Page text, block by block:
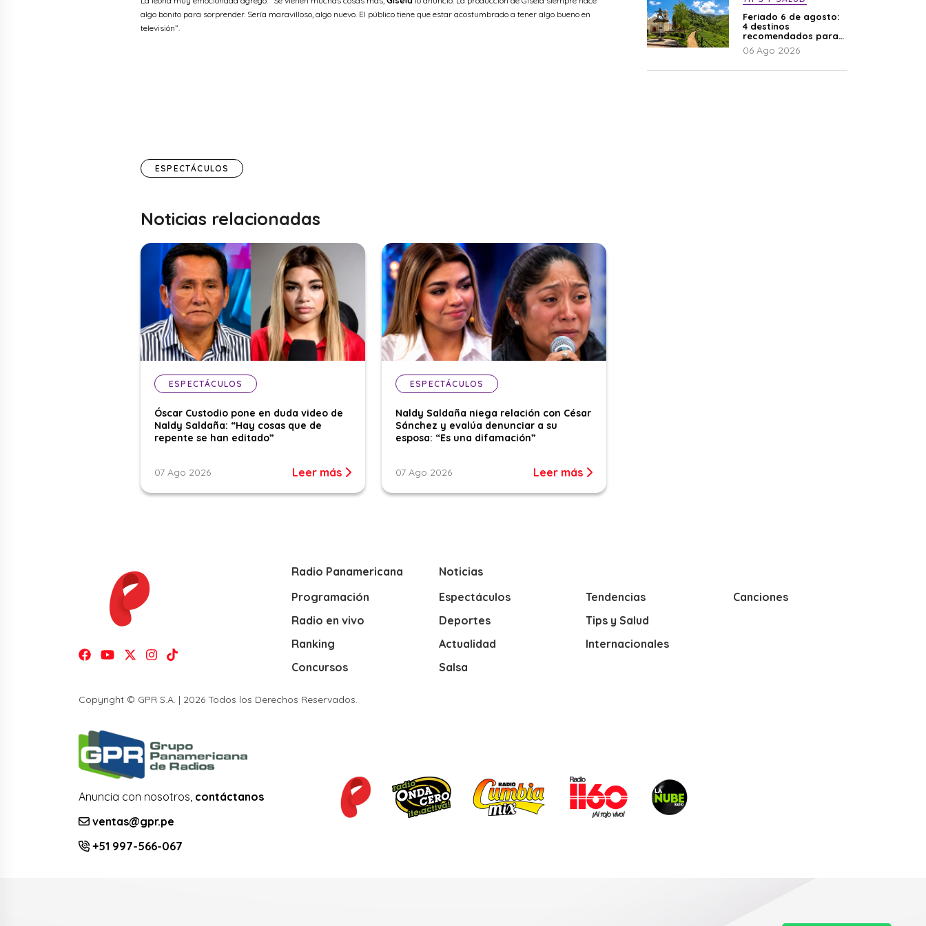
algo bonito para sorprender. Sería maravilloso, algo nuevo. El público tiene que estar acostumbrado a tener algo bueno en
televisión”.
ESPECTÁCULOS
Noticias relacionadas
ESPECTÁCULOS
Óscar Custodio pone en duda video de
Naldy Saldaña: “Hay cosas que de
repente se han editado”
07 Ago 2026 Leer más
ESPECTÁCULOS
Naldy Saldaña niega relación con César
Sánchez y evalúa denunciar a su
esposa: “Es una difamación”
07 Ago 2026 Leer más
Feriado 6 de agosto:
4 destinos
recomendados para
disfrutar el descanso
06 Ago 2026
Radio Panamericana
Programación
Radio en vivo
Ranking
Concursos
Noticias
Espectáculos
Deportes
Actualidad
Salsa
Tendencias
Tips y Salud
Internacionales
Canciones
Copyright © GPR S.A. | 2026 Todos los Derechos Reservados.
Anuncia con nosotros, contáctanos
ventas@gpr.pe
+51 997-566-067